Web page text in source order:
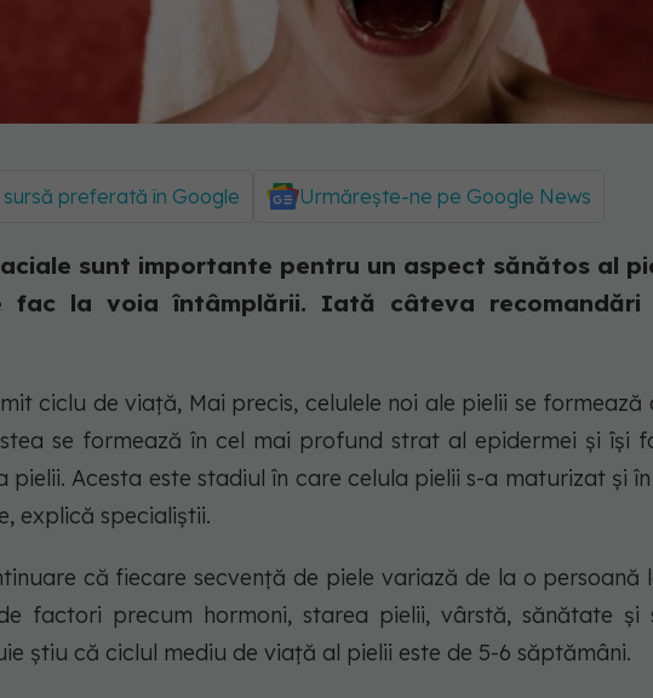
preferată în Google Urmărește-ne pe Google News
sunt importante pentru un aspect sănătos al
fac la voia întâmplării. Iată câteva recomandări
ciclu de viață, Mai precis, celulele noi ale pielii se formează
se formează în cel mai profund strat al epidermei și își
Acesta este stadiul în care celula pielii s-a maturizat și
explică specialiștii.
că fiecare secvență de piele variază de la o persoană
factori precum hormoni, starea pielii, vârstă, sănătate și
știu că ciclul mediu de viață al pielii este de 5-6 săptămâni.